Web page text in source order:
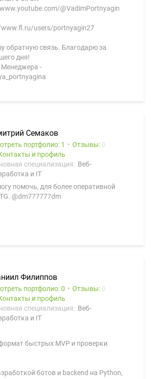
@VadimPortnyagin
users/portnyagin27
обратную связь. Благодарю за
дня!
Менеджера -
Семаков
портфолио: 1 Отзывы: 0
и профиль
специализация: Веб-
и IT
помочь, для более оперативной
@dm777777dm
Филиппов
портфолио: 0 Отзывы: 0
и профиль
специализация: Веб-
и IT
быстрых MVP и проверки
ботов и backend на Python,